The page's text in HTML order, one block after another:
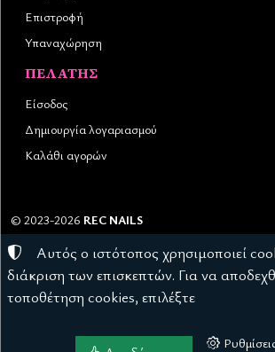
Επιστροφή
Υπαναχώρηση
ΠΕΛΆΤΗΣ
Είσοδος
Δημιουργία λογαριασμού
Καλάθι αγορών
© 2023-2026 REC NAILS
Αριθμός ΓΕΜΗ:145976403000
Όροι χρήσης • Πολιτική απορρήτου •Πολιτική
Ρυθμίσεις cookies
Αυτός ο ιστότοπος χρησιμοποιεί
διάκριση των επισκεπτών. Για να
τοποθέτηση cookies, επιλέξτε